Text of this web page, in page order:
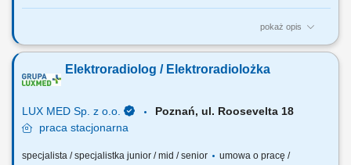
pokaż opis
Oczekiwania wobec Ciebie: wykształcenie min. średnie, ukończone
wykształcenie licencjackie lub magisterskie z zakresu elektroradiologii;
preferowane roczne doświadczenie zawodowe na stanowisku
Elektroradiolog / Elektroradiolożka
LUX MED Sp. z o.o.
Poznań, ul. Roosevelta 18
praca stacjonarna
specjalista / specjalistka junior / mid / senior
umowa o pracę /